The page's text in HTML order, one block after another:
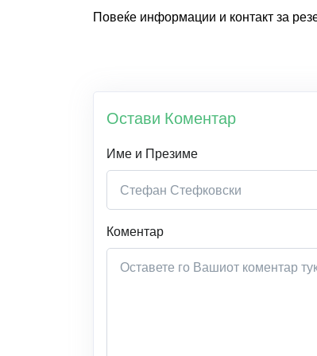
Повеќе информации и контакт за
Остави Коментар
Име и Презиме
Коментар